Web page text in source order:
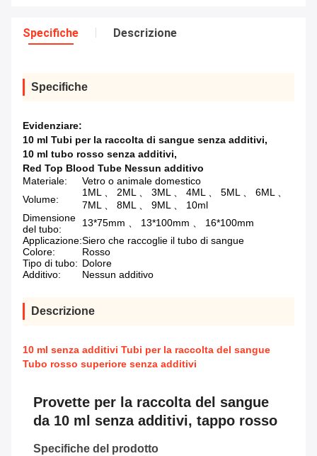
Specifiche Descrizione
Specifiche
Evidenziare:
10 ml Tubi per la raccolta di sangue senza additivi,
10 ml tubo rosso senza additivi,
Red Top Blood Tube Nessun additivo
Materiale:
Vetro o animale domestico
Volume:
1ML 、 2ML 、 3ML 、 4ML 、 5ML 、 6ML 、
7ML 、 8ML 、 9ML 、 10ml
Dimensione
del tubo:
13*75mm 、 13*100mm 、 16*100mm
Applicazione:Siero che raccoglie il tubo di sangue
Colore:
Rosso
Tipo di tubo: Dolore
Additivo:
Nessun additivo
Descrizione
10 ml senza additivi Tubi per la raccolta del sangue
Tubo rosso superiore senza additivi
Provette per la raccolta del sangue
da 10 ml senza additivi, tappo rosso
Specifiche del prodotto